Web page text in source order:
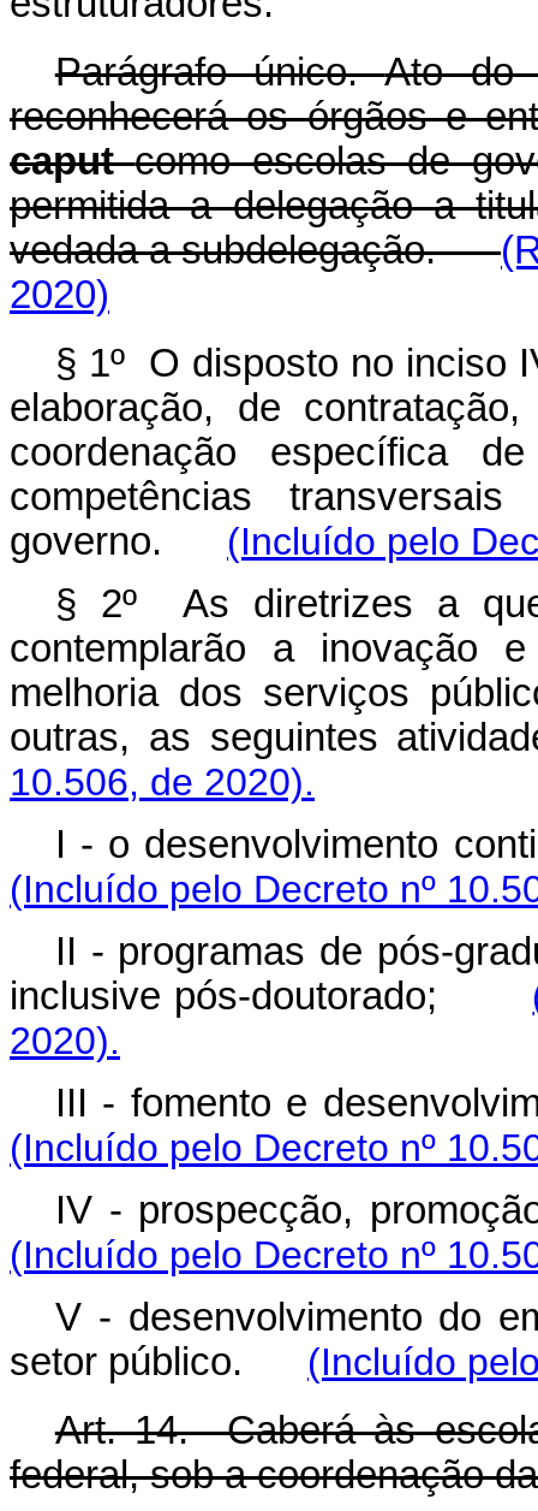
Parágrafo único.Ato do
reconhecerá os órgãos e
caputcomo escolas de
permitida a delegação a
vedada a subdelegação.
2020)
§ 1º O disposto no inciso
elaboração, de
coordenação específica
competências
governo. (Incluído pelo
§ 2º As diretrizes a
contemplarão a inovação
melhoria dos serviços
outras, as seguintes
10.506, de 2020).
I - o desenvolvimento
(Incluído pelo Decreto nº
II - programas de pós-
inclusive pós-doutorado;
2020).
III - fomento e
(Incluído pelo Decreto nº
IV - prospecção,
(Incluído pelo Decreto nº
V - desenvolvimento do
setor público. (Incluído
Art. 14. Caberá às
federal, sob a coordenação